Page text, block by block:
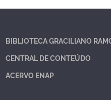
BIBLIOTECA GRACILIANO
CENTRAL DE CONTEÚDO
ACERVO ENAP